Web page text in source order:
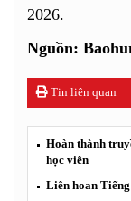
2026.
Nguồn:
Tin liên quan
Hoàn thành
học viên
Liên hoan